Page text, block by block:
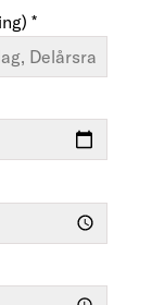
*